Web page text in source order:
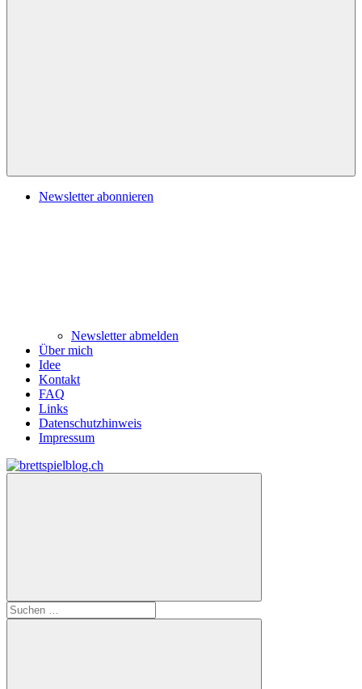
Newsletter abonnieren
Newsletter abmelden
Über mich
Idee
Kontakt
FAQ
Links
Datenschutzhinweis
Impressum
Zum
Inhalt
Suchen
nach: